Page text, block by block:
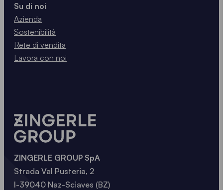
Su di noi
Azienda
Sostenibilità
Rete di vendita
Lavora con noi
ZINGERLE GROUP SpA
Strada Val Pusteria, 2
I-39040 Naz-Sciaves (BZ)